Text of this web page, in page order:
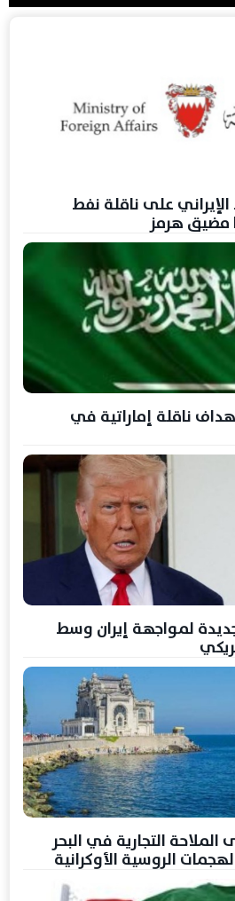
الإيراني على ناقلة نفط
مضيق هرمز
ناقلة إماراتية في
لمواجهة إيران وسط
التجارية في البحر
الروسية الأوكرانية